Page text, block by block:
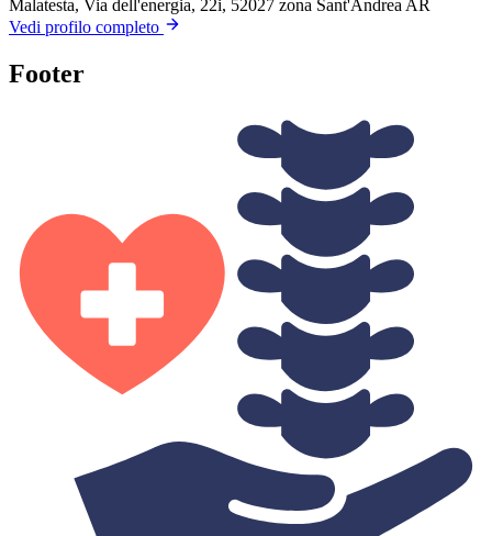
Malatesta, Via dell'energia, 22i, 52027 zona Sant'Andrea AR
Vedi profilo completo
Footer